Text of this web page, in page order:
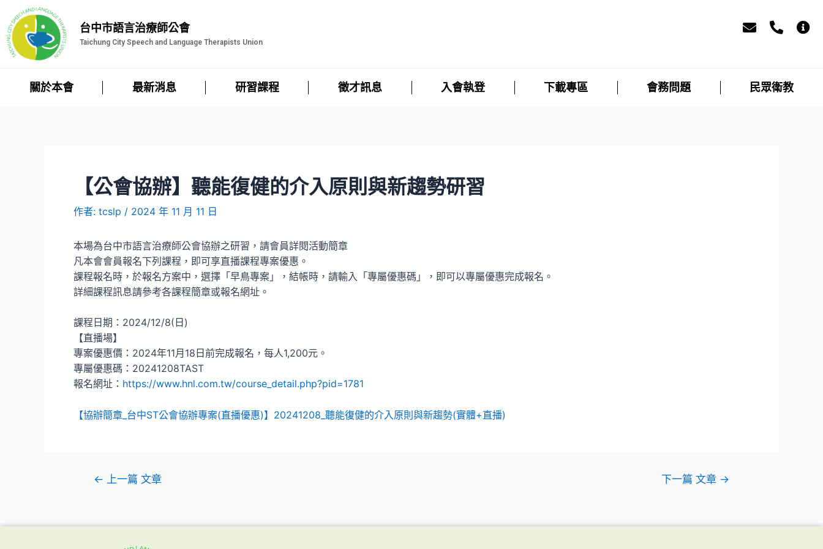
台中市語言治療師公會
Taichung City Speech and Language Therapists Union
關於本會 最新消息 研習課程 徵才訊息 入會執登 下載專區 會務問題 民眾衛教
【公會協辦】聽能復健的介入原則與新趨勢研習
作者: tcslp / 2024 年 11 月 11 日
本場為台中市語言治療師公會協辦之研習，請會員詳閱活動簡章
凡本會會員報名下列課程，即可享直播課程專案優惠。
課程報名時，於報名方案中，選擇「早鳥專案」，結帳時，請輸入「專屬優惠碼」，即可以專屬優惠完成報名。
詳細課程訊息請參考各課程簡章或報名網址。
課程日期：2024/12/8(日)
【直播場】
專案優惠價：2024年11月18日前完成報名，每人1,200元。
專屬優惠碼：20241208TAST
報名網址： https://www.hnl.com.tw/course_detail.php?pid=1781
【協辦簡章_台中ST公會協辦專案(直播優惠)】20241208_聽能復健的介入原則與新趨勢(實體+直播)
← 上一篇 文章 下一篇 文章 →